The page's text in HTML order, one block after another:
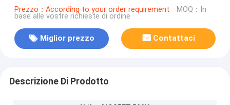
Prezzo：According to your order requirement MOQ：In
base alle vostre richieste di ordine
Miglior prezzo Contattaci
Descrizione Di Prodotto